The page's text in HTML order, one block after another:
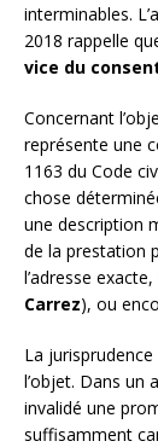
interminables.
2018 rappelle
vice du
Concernant
représente une
1163 du Code
chose
une description
de la prestation
l’adresse
Carrez), ou
La
l’objet. Dans un
invalidé une
suffisamment